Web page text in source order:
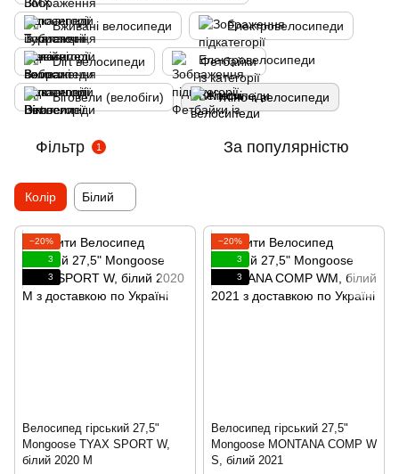
Вживані велосипеди Електровелосипеди
Dirt велосипеди Фетбайки
Біговели (велобіги) Жіночі велосипеди
Фільтр 1 За популярністю
Колір Білий
−20%
3
3
Велосипед гірський 27,5"
Mongoose TYAX SPORT W,
білий 2020 M
−20%
3
3
Велосипед гірський 27,5"
Mongoose MONTANA COMP W
S, білий 2021